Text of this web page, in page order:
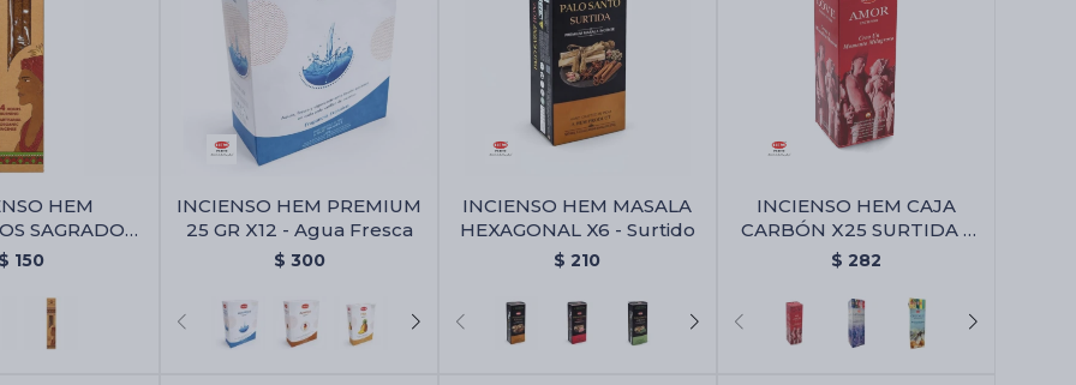
HEM
SAGRADOS
- Citronella
$ 150
INCIENSO HEM PREMIUM
25 GR X12 - Agua Fresca
$ 300
INCIENSO HEM MASALA
HEXAGONAL X6 - Surtido
$ 210
INCIENSO HEM CAJA
CARBÓN X25 SURTIDA -
Amor Y Atracción
$ 282